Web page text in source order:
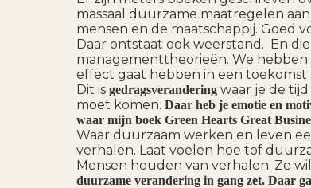
massaal duurzame maatregelen
mensen en de maatschappij. Goed
Daar ontstaat ook weerstand. En
managementtheorieën. We
effect gaat hebben in een toekomst
Dit is gedragsverandering waar je de
moet komen. Daar heb je emotie en
waar mijn boek Green Hearts Great
Waar duurzaam werken en leven
verhalen. Laat voelen hoe tof
Mensen houden van verhalen. Ze
duurzame verandering in gang zet. Daar